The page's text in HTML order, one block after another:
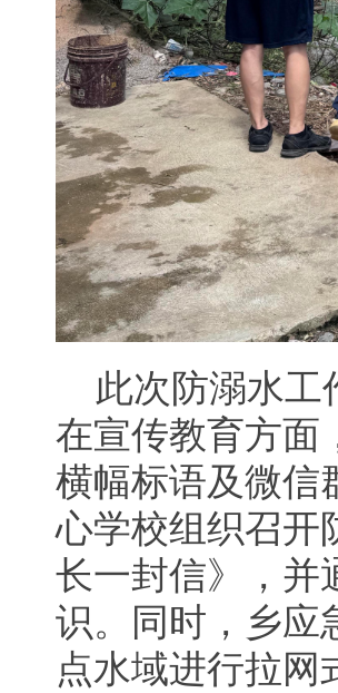
此次防溺水工
在宣传教育方面
横幅标语及微信
心学校组织召开
长一封信》，并
识。同时，乡应
点水域进行拉网